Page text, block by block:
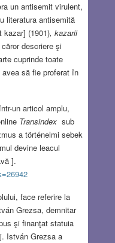
un antisemit virulent,
literatura antisemită
kazar] (1901), kazarii
descriere şi
cuprinde toate
să fie proferat în
un articol amplu,
Transindexsub
a történelmi sebek
devine leacul
].
face referire la
Grezsa, demnitar
şi finanţat statuia
István Grezsa a